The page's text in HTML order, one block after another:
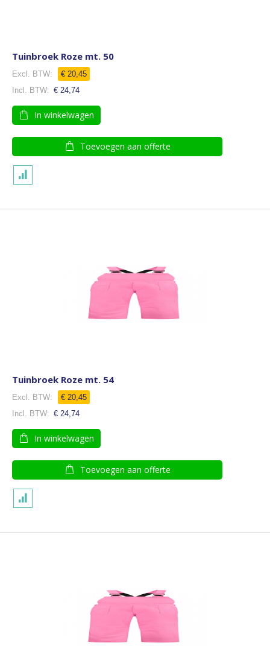
Tuinbroek Roze mt. 50
€ 20,45
€ 24,74
In winkelwagen
Toevoegen aan offerte
Tuinbroek Roze mt. 54
€ 20,45
€ 24,74
In winkelwagen
Toevoegen aan offerte